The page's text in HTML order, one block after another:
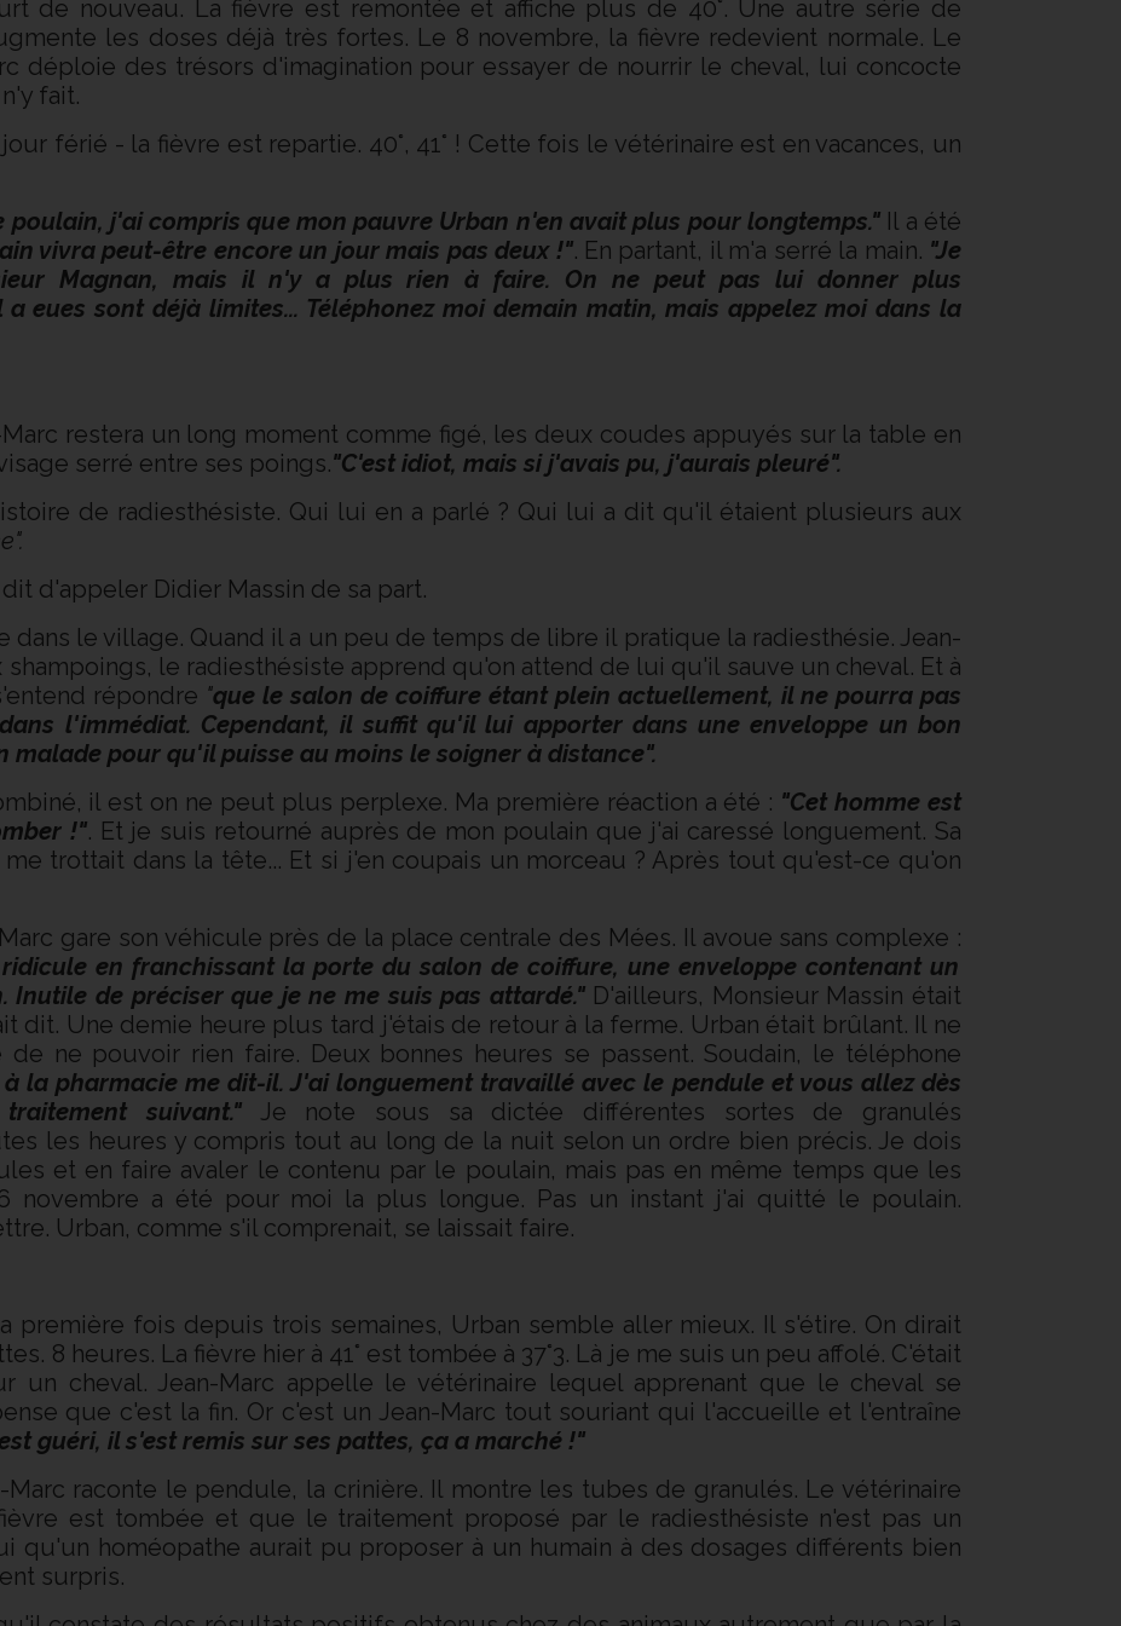
de nouveau. La fièvre est remontée et affiche plus de 40°. Une autre série de
les doses déjà très fortes. Le 8 novembre, la fièvre redevient normale. Le
déploie des trésors d'imagination pour essayer de nourrir le cheval, lui concocte
fait.
férié - la fièvre est repartie. 40°, 41° ! Cette fois le vétérinaire est en vacances, un
poulain, j'ai compris que mon pauvre Urban n'en avait plus pour longtemps." Il a été
vivra peut-être encore un jour mais pas deux !". En partant, il m'a serré la main. "Je
Magnan, mais il n'y a plus rien à faire. On ne peut pas lui donner plus
eues sont déjà limites... Téléphonez moi demain matin, mais appelez moi dans la
restera un long moment comme figé, les deux coudes appuyés sur la table en
serré entre ses poings."C'est idiot, mais si j'avais pu, j'aurais pleuré".
de radiesthésiste. Qui lui en a parlé ? Qui lui a dit qu'il étaient plusieurs aux
d'appeler Didier Massin de sa part.
dans le village. Quand il a un peu de temps de libre il pratique la radiesthésie. Jean-
le radiesthésiste apprend qu'on attend de lui qu'il sauve un cheval. Et à
répondre "que le salon de coiffure étant plein actuellement, il ne pourra pas
l'immédiat. Cependant, il suffit qu'il lui apporter dans une enveloppe un bon
pour qu'il puisse au moins le soigner à distance".
il est on ne peut plus perplexe. Ma première réaction a été : "Cet homme est
!". Et je suis retourné auprès de mon poulain que j'ai caressé longuement. Sa
trottait dans la tête... Et si j'en coupais un morceau ? Après tout qu'est-ce qu'on
gare son véhicule près de la place centrale des Mées. Il avoue sans complexe :
en franchissant la porte du salon de coiffure, une enveloppe contenant un
de préciser que je ne me suis pas attardé." D'ailleurs, Monsieur Massin était
dit. Une demie heure plus tard j'étais de retour à la ferme. Urban était brûlant. Il ne
ne pouvoir rien faire. Deux bonnes heures se passent. Soudain, le téléphone
la pharmacie me dit-il. J'ai longuement travaillé avec le pendule et vous allez dès
suivant." Je note sous sa dictée différentes sortes de granulés
les heures y compris tout au long de la nuit selon un ordre bien précis. Je dois
et en faire avaler le contenu par le poulain, mais pas en même temps que les
novembre a été pour moi la plus longue. Pas un instant j'ai quitté le poulain.
Urban, comme s'il comprenait, se laissait faire.
première fois depuis trois semaines, Urban semble aller mieux. Il s'étire. On dirait
8 heures. La fièvre hier à 41° est tombée à 37°3. Là je me suis un peu affolé. C'était
un cheval. Jean-Marc appelle le vétérinaire lequel apprenant que le cheval se
que c'est la fin. Or c'est un Jean-Marc tout souriant qui l'accueille et l'entraîne
guéri, il s'est remis sur ses pattes, ça a marché !"
Marc raconte le pendule, la crinière. Il montre les tubes de granulés. Le vétérinaire
est tombée et que le traitement proposé par le radiesthésiste n'est pas un
qu'un homéopathe aurait pu proposer à un humain à des dosages différents bien
surpris.